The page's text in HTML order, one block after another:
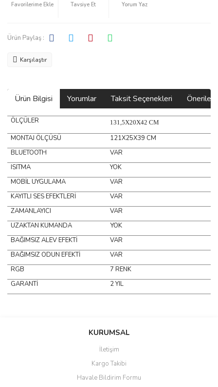
Tavsiye Et Yorum Yaz
Ürün Paylaş :
Karşılaştır
Ürün Bilgisi Yorumlar Taksit Seçenekleri
ÖLÇÜLER 131,5X20X42 CM
MONTAJ ÖLÇÜSÜ
121X25X39 CM
BLUETOOTH
VAR
ISITMA
YOK
MOBİL UYGULAMA
VAR
KAYITLI SES EFEKTLERİ
VAR
ZAMANLAYICI
VAR
UZAKTAN KUMANDA
YOK
BAĞIMSIZ ALEV EFEKTİ
VAR
BAĞIMSIZ ODUN EFEKTİ
VAR
RGB
7 RENK
GARANTİ
2 YIL
Bu ürüne ilk yorumu siz yapın!
Ürün resmi kalitesiz, bozuk veya görüntülenemiyor.
Ürün açıklamasında eksik bilgiler bulunuyor.
KURUMSAL
İletişim
Kargo Takibi
Havale Bildirim Formu